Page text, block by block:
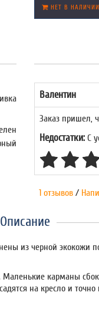
НЕТ В НАЛИЧИИ
Валентин
Заказ пришел,
Недостатки:С
1 отзывов /
Описание
из черной экокожи
карманы
на кресло и